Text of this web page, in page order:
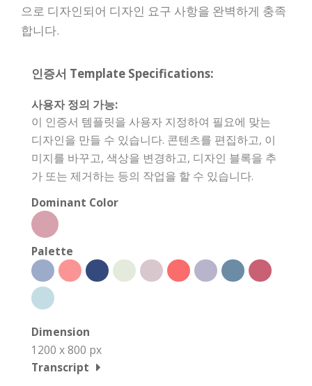
으로 디자인되어 디자인 요구 사항을 완벽하게 충족
합니다.
인증서 Template Specifications:
사용자 정의 가능:
이 인증서 템플릿을 사용자 지정하여 필요에 맞는
디자인을 만들 수 있습니다. 콘텐츠를 편집하고, 이
미지를 바꾸고, 색상을 변경하고, 디자인 블록을 추
가 또는 제거하는 등의 작업을 할 수 있습니다.
Dominant Color
Palette
Dimension
1200 x 800 px
Transcript